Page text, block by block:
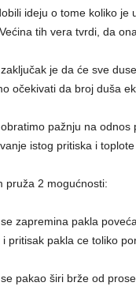
ideju o tome koliko je
tih vera tvrdi, da
je da će sve
očekivati da broj duša
pažnju na
istog pritiska i
pruža 2 mogućnosti:
zapremina pakla
pritisak pakla ce toliko
pakao širi brže od